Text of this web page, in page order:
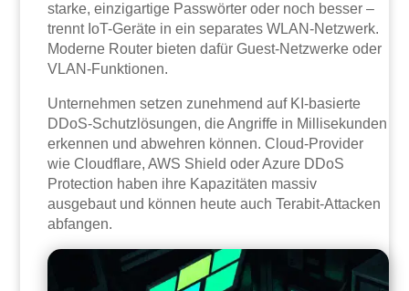
starke, einzigartige Passwörter oder noch besser –
trennt IoT-Geräte in ein separates WLAN-Netzwerk.
Moderne Router bieten dafür Guest-Netzwerke oder
VLAN-Funktionen.
Unternehmen setzen zunehmend auf KI-basierte
DDoS-Schutzlösungen, die Angriffe in Millisekunden
erkennen und abwehren können. Cloud-Provider
wie Cloudflare, AWS Shield oder Azure DDoS
Protection haben ihre Kapazitäten massiv
ausgebaut und können heute auch Terabit-Attacken
abfangen.